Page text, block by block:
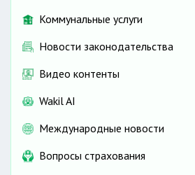
Коммунальные услуги
Новости законодательства
Видео контенты
Wakil AI
Международные новости
Вопросы страхования